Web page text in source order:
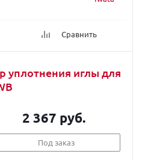
Сравнить
уплотнения иглы для
2 367 руб.
Под заказ